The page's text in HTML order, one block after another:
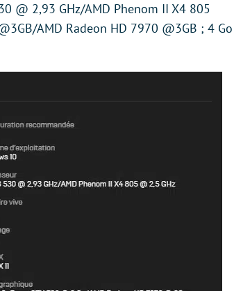
@ 2,93 GHz/AMD Phenom II X4 805
AMD Radeon HD 7970 @3GB ; 4 Go